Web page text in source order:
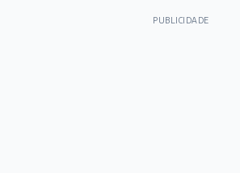
PUBLICIDADE